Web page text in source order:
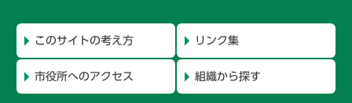
このサイトの考え方 リンク集
市役所へのアクセス 組織から探す